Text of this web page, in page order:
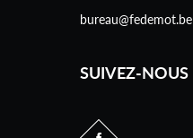
bureau@fedemot.be
SUIVEZ-NOUS